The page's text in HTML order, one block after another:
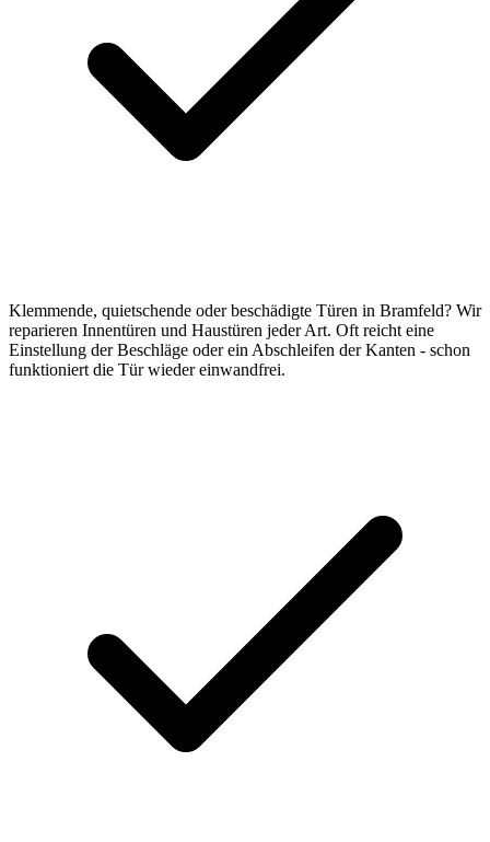
Klemmende, quietschende oder beschädigte Türen in Bramfeld? Wir
reparieren Innentüren und Haustüren jeder Art. Oft reicht eine
Einstellung der Beschläge oder ein Abschleifen der Kanten - schon
funktioniert die Tür wieder einwandfrei.